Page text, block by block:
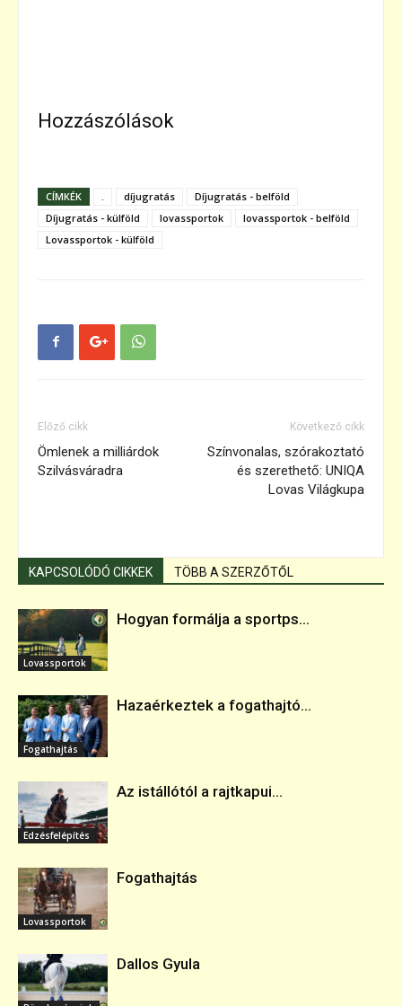
Hozzászólások
CÍMKÉK díjugratás
Díjugratás - belföld
Díjugratás - külföld
lovassportok
lovassportok - belföld
Lovassportok - külföld
Előző cikk
Ömlenek a milliárdok
Szilvásváradra
Következő cikk
Színvonalas, szórakoztató
és szerethető: UNIQA
Lovas Világkupa
KAPCSOLÓDÓ CIKKEK TÖBB A SZERZŐTŐL
Lovassportok
Hogyan formálja a sportps...
Fogathajtás
Hazaérkeztek a fogathajtó...
Edzésfelépítés
Az istállótól a rajtkapui...
Lovassportok
Fogathajtás
Dallos Gyula